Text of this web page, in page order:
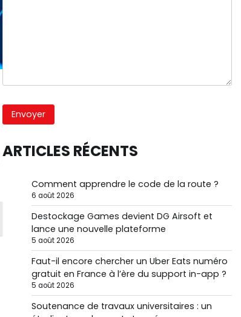
ARTICLES RÉCENTS
Comment apprendre le code de la route ?
6 août 2026
Destockage Games devient DG Airsoft et
lance une nouvelle plateforme
5 août 2026
Faut-il encore chercher un Uber Eats numéro
gratuit en France à l’ère du support in-app ?
5 août 2026
Soutenance de travaux universitaires : un